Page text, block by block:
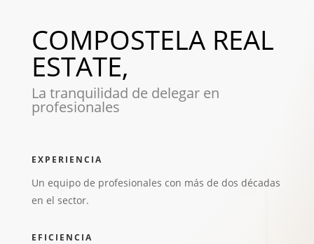
COMPOSTELA REAL
ESTATE,
La tranquilidad de delegar en
profesionales
EXPERIENCIA
Un equipo de profesionales con más de dos décadas
en el sector.
EFICIENCIA